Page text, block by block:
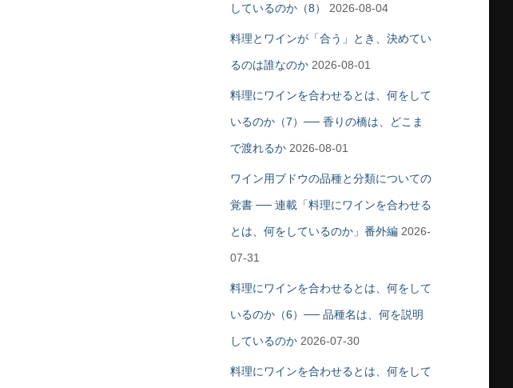
しているのか（8） 2026-08-04
料理とワインが「合う」とき、決めてい
るのは誰なのか 2026-08-01
料理にワインを合わせるとは、何をして
いるのか（7）── 香りの橋は、どこま
で渡れるか 2026-08-01
ワイン用ブドウの品種と分類についての
覚書 ── 連載「料理にワインを合わせる
とは、何をしているのか」番外編 2026-
07-31
料理にワインを合わせるとは、何をして
いるのか（6）── 品種名は、何を説明
しているのか 2026-07-30
料理にワインを合わせるとは、何をして